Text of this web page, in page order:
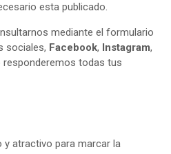
esta publicado.
mediante el formulario
sociales, Facebook, Instagram,
responderemos todas tus
y atractivo para marcar la